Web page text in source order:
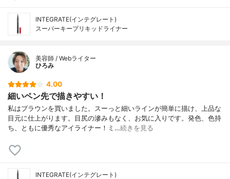
INTEGRATE(インテグレート)
スーパーキープリキッドライナー
美容師 / Webライター
ひろみ
4.00
細いペン先で描きやすい！
私はブラウンを買いました。スーっと細いラインが簡単に描け、上品な
目元に仕上がります。目尻の滲みもなく、お気に入りです。発色、色持
ち、ともに優秀なアイライナー！ミ…続きを見る
INTEGRATE(インテグレート)